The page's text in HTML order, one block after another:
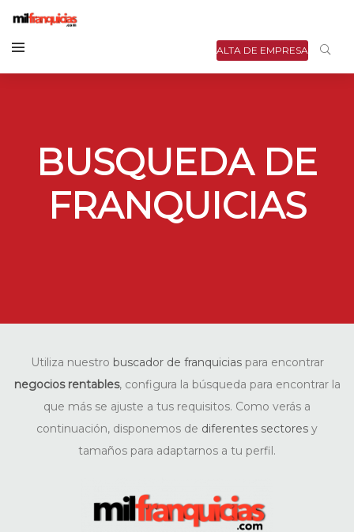
ALTA DE EMPRESA
BUSQUEDA DE
FRANQUICIAS
Utiliza nuestro buscador de franquiciaspara encontrar
negocios rentables, configura la búsqueda para encontrar la
que más se ajuste a tus requisitos. Como verás a
continuación, disponemos de diferentes sectores y
tamaños para adaptarnos a tu perfil.